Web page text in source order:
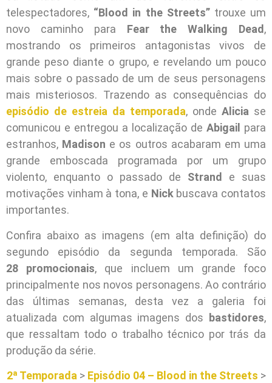
telespectadores, “Blood in the Streets”trouxe um
novo caminho para Fear the Walking Dead,
mostrando os primeiros antagonistas vivos de
grande peso diante o grupo, e revelando um pouco
mais sobre o passado de um de seus personagens
mais misteriosos. Trazendo as consequências do
episódio de estreia da temporada, onde Alicia se
comunicou e entregou a localização de Abigail para
estranhos, Madison e os outros acabaram em uma
grande emboscada programada por um grupo
violento, enquanto o passado de Strand
e suas
motivações vinham à tona, e Nickbuscava contatos
importantes.
Confira abaixo as imagens (em alta definição) do
segundo episódio da segunda temporada. São
28 promocionais, que incluem um grande foco
principalmente nos novos personagens. Ao contrário
das últimas semanas, desta vez a galeria foi
atualizada com algumas imagens dos bastidores,
que ressaltam todo o trabalho técnico por trás da
produção da série.
2ª Temporada > Episódio 04 – Blood in the Streets >